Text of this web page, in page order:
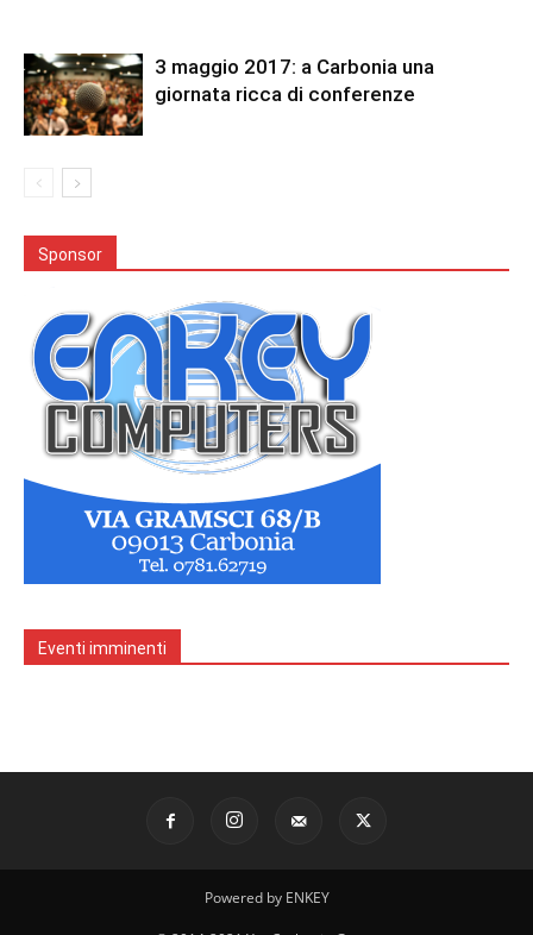
3 maggio 2017: a Carbonia una
giornata ricca di conferenze
Sponsor
Eventi imminenti
Powered by ENKEY